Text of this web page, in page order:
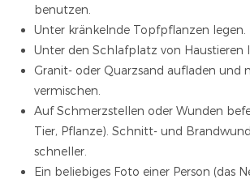
benutzen.
Unter kränkelnde Topfpflanzen legen.
Unter den Schlafplatz von Haustieren
Granit- oder Quarzsand aufladen und
vermischen.
Auf Schmerzstellen oder Wunden
Tier, Pflanze). Schnitt- und
schneller.
Ein beliebiges Foto einer Person (das